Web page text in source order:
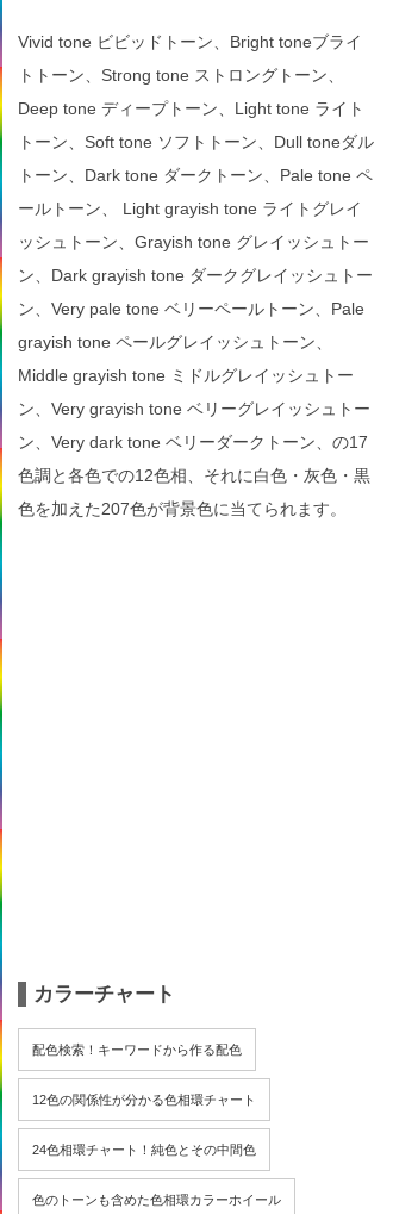
Vivid tone ビビッドトーン、Bright toneブライ
トトーン、Strong tone ストロングトーン、
Deep tone ディープトーン、Light tone ライト
トーン、Soft tone ソフトトーン、Dull toneダル
トーン、Dark tone ダークトーン、Pale tone ペ
ールトーン、 Light grayish tone ライトグレイ
ッシュトーン、Grayish tone グレイッシュトー
ン、Dark grayish tone ダークグレイッシュトー
ン、Very pale tone ベリーペールトーン、Pale
grayish tone ペールグレイッシュトーン、
Middle grayish tone ミドルグレイッシュトー
ン、Very grayish tone ベリーグレイッシュトー
ン、Very dark tone ベリーダークトーン、の17
色調と各色での12色相、それに白色・灰色・黒
色を加えた207色が背景色に当てられます。
カラーチャート
配色検索！キーワードから作る配色
12色の関係性が分かる色相環チャート
24色相環チャート！純色とその中間色
色のトーンも含めた色相環カラーホイール